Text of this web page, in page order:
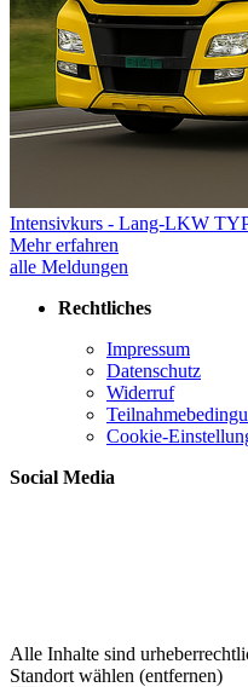
Intensivkurs - Lang-LKW
Mehr erfahren
alle Meldungen
Rechtliches
Impressum
Datenschutz
Widerruf
Cookie-
Social Media
Alle Inhalte sind
Standort wählen (entfernen)